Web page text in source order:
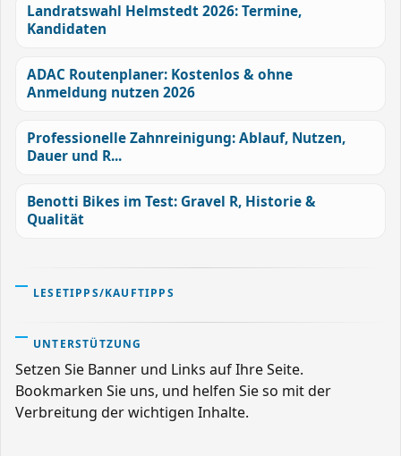
Landratswahl Helmstedt 2026: Termine,
Kandidaten
ADAC Routenplaner: Kostenlos & ohne
Anmeldung nutzen 2026
Professionelle Zahnreinigung: Ablauf, Nutzen,
Dauer und R...
Benotti Bikes im Test: Gravel R, Historie &
Qualität
LESETIPPS/KAUFTIPPS
UNTERSTÜTZUNG
Setzen Sie Banner und Links auf Ihre Seite.
Bookmarken Sie uns, und helfen Sie so mit der
Verbreitung der wichtigen Inhalte.